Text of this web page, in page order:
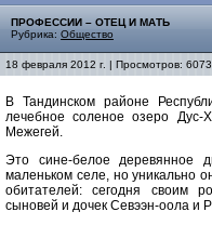
ПРОФЕССИИ – ОТЕЦ И МАТЬ
Рубрика: Общество
18 февраля 2012 г. | Просмотров:
В Тандинском районе
лечебное соленое озеро
Межегей.
Это сине-белое деревянное
маленьком селе, но уникально
обитателей: сегодня своим
сыновей и дочек Севээн-оола и